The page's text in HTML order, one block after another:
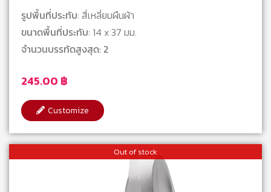
245.00 ฿
รูปพื้นที่ประทับ: สี่เหลี่ยมผืนผ้า
ขนาดพื้นที่ประทับ: 14 x 37 มม.
จำนวนบรรทัดสูงสุด: 2
Customize
Out of stock